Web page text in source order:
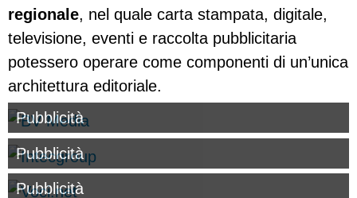
regionale, nel quale carta stampata, digitale,
televisione, eventi e raccolta pubblicitaria
potessero operare come componenti di un’unica
architettura editoriale.
Pubblicità
Pubblicità
Pubblicità